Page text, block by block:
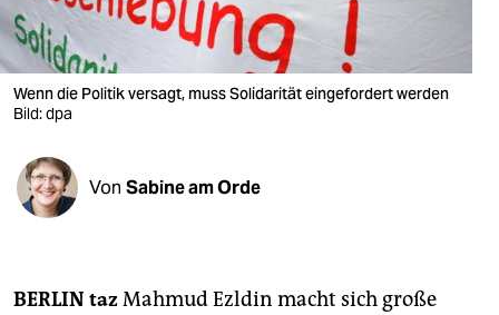
verlag
verlag
veranstaltungen
shop
fragen & hilfe
abo
Wenn die Politik versagt, muss Solidarität eingefordert werden
Bild: dpa
Von Sabine am Orde
BERLIN taz Mahmud Ezldin macht sich große